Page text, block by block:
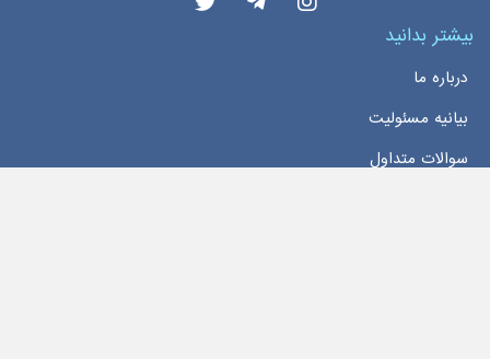
بیشتر بدانید
درباره ما
بیانیه مسئولیت
سوالات متداول